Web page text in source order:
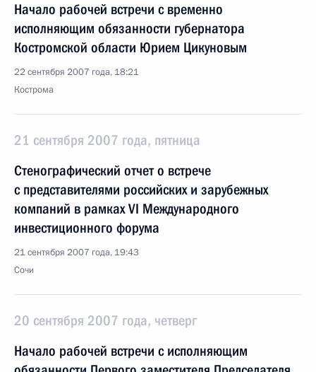
Начало рабочей встречи с временно
исполняющим обязанности губернатора
Костромской области Юрием Цикуновым
22 сентября 2007 года, 18:21
Кострома
21 сентября 2007 года, пятница
Стенографический отчет о встрече
с представителями российских и зарубежных
компаний в рамках VI Международного
инвестиционного форума
21 сентября 2007 года, 19:43
Сочи
20 сентября 2007 года, четверг
Начало рабочей встречи с исполняющим